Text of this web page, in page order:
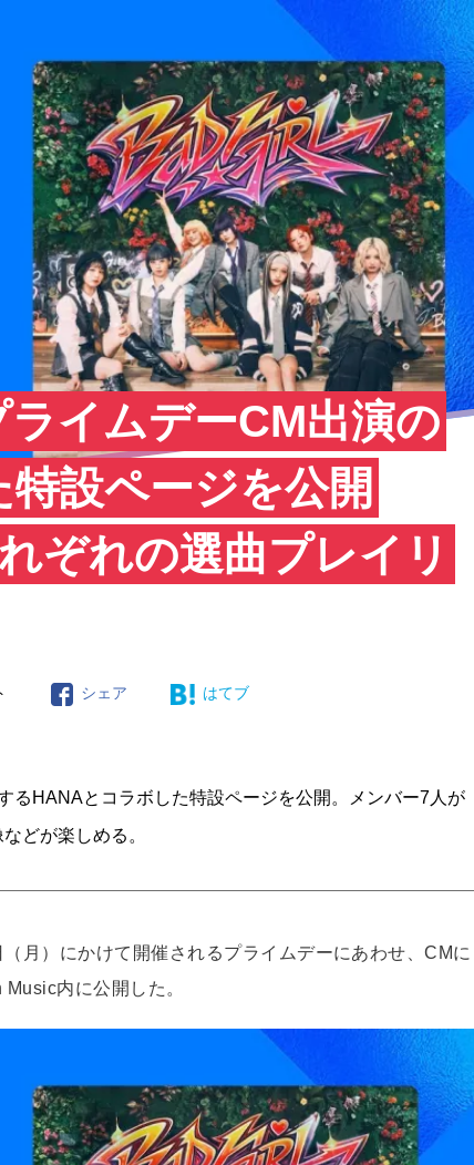
イムデーCM出演の
設ページを公開
ぞれの選曲プレイリ
シェア はてブ
るHANAとコラボした特設ページを公開。メンバー7人が
どが楽しめる。
月）にかけて開催されるプライムデーにあわせ、CMに
内に公開した。